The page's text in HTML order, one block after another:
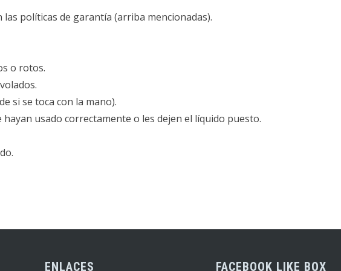
políticas de garantía (arriba mencionadas).
o rotos.
si se toca con la mano).
hayan usado correctamente o les dejen el líquido puesto.
ENLACES FACEBOOK LIKE BOX